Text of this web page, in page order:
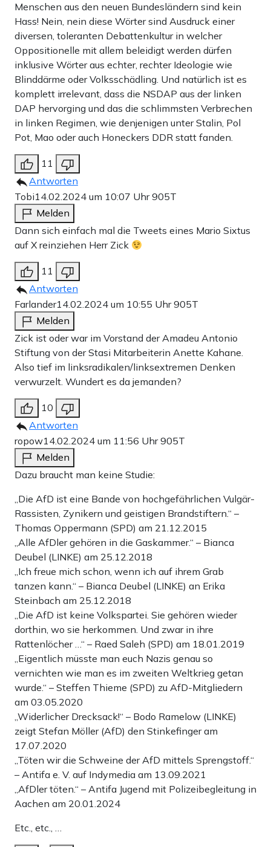
Menschen aus den neuen Bundesländern sind kein
Hass! Nein, nein diese Wörter sind Ausdruck einer
diversen, toleranten Debattenkultur in welcher
Oppositionelle mit allem beleidigt werden dürfen
inklusive Wörter aus echter, rechter Ideologie wie
Blinddärme oder Volksschädling. Und natürlich ist es
komplett irrelevant, dass die NSDAP aus der linken
DAP hervorging und das die schlimmsten Verbrechen
in linken Regimen, wie denjenigen unter Stalin, Pol
Pot, Mao oder auch Honeckers DDR statt fanden.
11
Antworten
Tobi14.02.2024 um 10:07 Uhr905T
Melden
Dann sich einfach mal die Tweets eines Mario Sixtus
auf X reinziehen Herr Zick
11
Antworten
Farlander14.02.2024 um 10:55 Uhr905T
Melden
Zick ist oder war im Vorstand der Amadeu Antonio
Stiftung von der Stasi Mitarbeiterin Anette Kahane.
Also tief im linksradikalen/linksextremen Denken
verwurzelt. Wundert es da jemanden?
10
Antworten
ropow14.02.2024 um 11:56 Uhr905T
Melden
Dazu braucht man keine Studie:
„Die AfD ist eine Bande von hochgefährlichen Vulgär-
Rassisten, Zynikern und geistigen Brandstiftern.“ –
Thomas Oppermann (SPD) am 21.12.2015
„Alle AfDler gehören in die Gaskammer.“ – Bianca
Deubel (LINKE) am 25.12.2018
„Ich freue mich schon, wenn ich auf ihrem Grab
tanzen kann.“ – Bianca Deubel (LINKE) an Erika
Steinbach am 25.12.2018
„Die AfD ist keine Volkspartei. Sie gehören wieder
dorthin, wo sie herkommen. Und zwar in ihre
Rattenlöcher …“ – Raed Saleh (SPD) am 18.01.2019
„Eigentlich müsste man euch Nazis genau so
vernichten wie man es im zweiten Weltkrieg getan
wurde.“ – Steffen Thieme (SPD) zu AfD-Mitgliedern
am 03.05.2020
„Widerlicher Drecksack!“ – Bodo Ramelow (LINKE)
zeigt Stefan Möller (AfD) den Stinkefinger am
17.07.2020
„Töten wir die Schweine der AfD mittels Sprengstoff.“
– Antifa e. V. auf Indymedia am 13.09.2021
„AfDler töten.“ – Antifa Jugend mit Polizeibegleitung in
Aachen am 20.01.2024
Etc., etc., …